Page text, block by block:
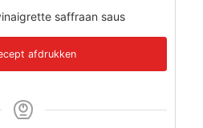
saffraan saus
afdrukken